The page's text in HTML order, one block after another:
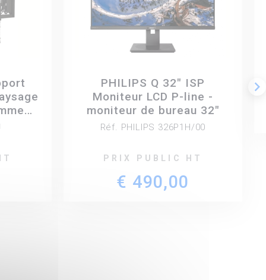
keyboard_arrow_right
PHILIPS Q 32" ISP
Moniteur LCD P-line -
moniteur de bureau 32"
Réf. PHILIPS 326P1H/00
PRIX PUBLIC HT
€ 490,00